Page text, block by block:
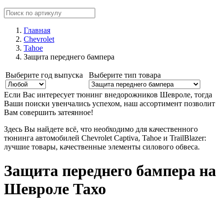
Главная
Chevrolet
Tahoe
Защита переднего бампера
Выберите год выпуска Выберите тип товара
Если Вас интересует тюнинг внедорожников Шевроле, тогда
Ваши поиски увенчались успехом, наш ассортимент позволит
Вам совершить затеянное!
Здесь Вы найдете всё, что необходимо для качественного
тюнинга автомобилей Chevrolet Captiva, Tahoe и TrailBlazer:
лучшие товары, качественные элементы силового обвеса.
Защита переднего бампера на
Шевроле Тахо